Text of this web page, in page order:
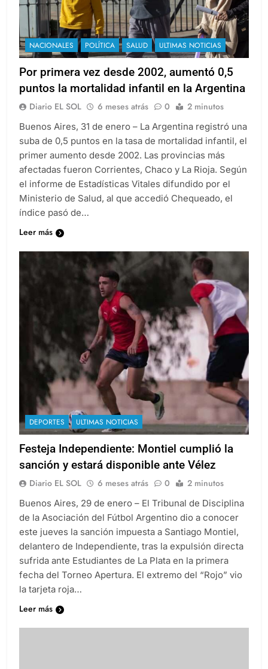
NACIONALES POLÍTICA SALUD ULTIMAS NOTICIAS
Por primera vez desde 2002, aumentó 0,5
puntos la mortalidad infantil en la Argentina
Diario EL SOL 6 meses atrás 0 2 minutos
Buenos Aires, 31 de enero – La Argentina registró una
suba de 0,5 puntos en la tasa de mortalidad infantil, el
primer aumento desde 2002. Las provincias más
afectadas fueron Corrientes, Chaco y La Rioja. Según
el informe de Estadísticas Vitales difundido por el
Ministerio de Salud, al que accedió Chequeado, el
índice pasó de…
Leer más
DEPORTES ULTIMAS NOTICIAS
Festeja Independiente: Montiel cumplió la
sanción y estará disponible ante Vélez
Diario EL SOL 6 meses atrás 0 2 minutos
Buenos Aires, 29 de enero – El Tribunal de Disciplina
de la Asociación del Fútbol Argentino dio a conocer
este jueves la sanción impuesta a Santiago Montiel,
delantero de Independiente, tras la expulsión directa
sufrida ante Estudiantes de La Plata en la primera
fecha del Torneo Apertura. El extremo del “Rojo” vio
la tarjeta roja…
Leer más